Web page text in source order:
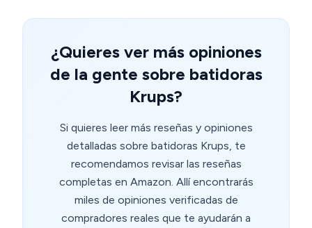
¿Quieres ver más opiniones
de la gente sobre batidoras
Krups?
Si quieres leer más reseñas y opiniones
detalladas sobre batidoras Krups, te
recomendamos revisar las reseñas
completas en Amazon. Allí encontrarás
miles de opiniones verificadas de
compradores reales que te ayudarán a